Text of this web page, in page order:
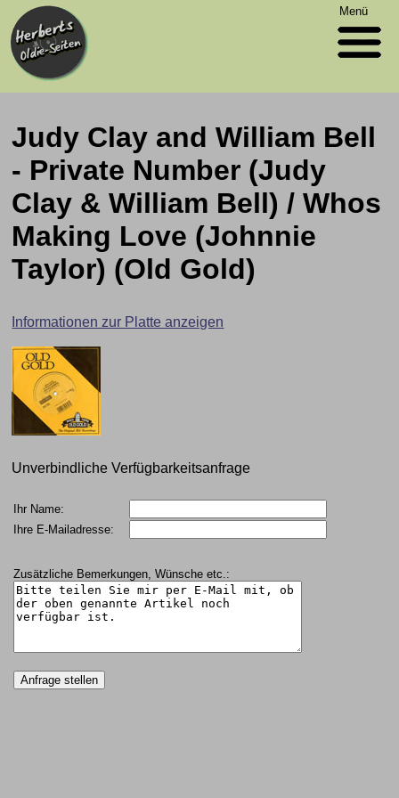
Menü
Judy Clay and William Bell
- Private Number (Judy
Clay & William Bell) / Whos
Making Love (Johnnie
Taylor) (Old Gold)
Informationen zur Platte anzeigen
Unverbindliche Verfügbarkeitsanfrage
Ihr Name:
Ihre E-Mailadresse:
Zusätzliche Bemerkungen, Wünsche etc.: